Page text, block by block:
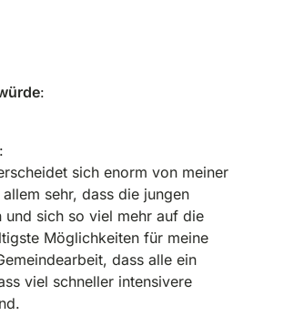
:
:
sich enorm von meiner
sehr, dass die jungen
sich so viel mehr auf die
Möglichkeiten für meine
dass alle ein
viel schneller intensivere